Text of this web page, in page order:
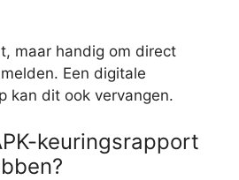
maar handig om direct
Een digitale
kan dit ook vervangen.
keuringsrapport